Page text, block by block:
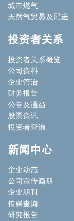
城市燃气
天然气贸易及配送
投资者关系
投资者关系概览
公司资料
企业管治
财务报告
公告及通函
股票资讯
投资者查询
新闻中心
企业动态
公司宣传画册
企业期刊
传媒查询
研究报告